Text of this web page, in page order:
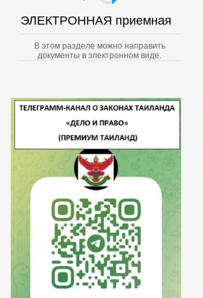
ЭЛЕКТРОННАЯ приемная
В этом разделе можно направить
документы в электронном виде.